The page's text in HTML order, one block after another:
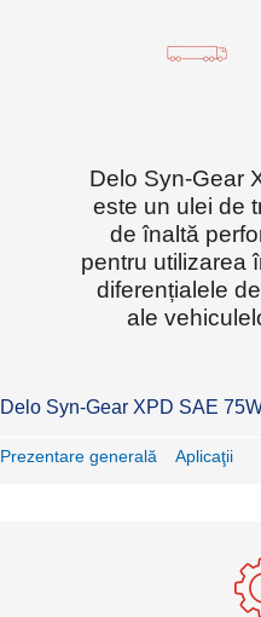
Delo Syn-Gear
este un ulei de
de înaltă
pentru utilizarea
diferențialele
ale
Delo Syn-Gear XPD SAE
Prezentare generală Aplicaţii